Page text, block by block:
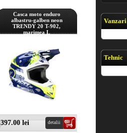
Casca moto enduro
albastru-galben neon
TRENDY 20 T-902,
marimea L
397.00 lei detalii
Vanzari
Tehnic